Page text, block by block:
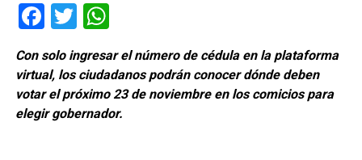
Facebook
TwitterWhatsApp
Con solo ingresar el número de cédula en la plataforma
virtual, los ciudadanos podrán conocer dónde deben
votar el próximo 23 de noviembre en los comicios para
elegir gobernador.